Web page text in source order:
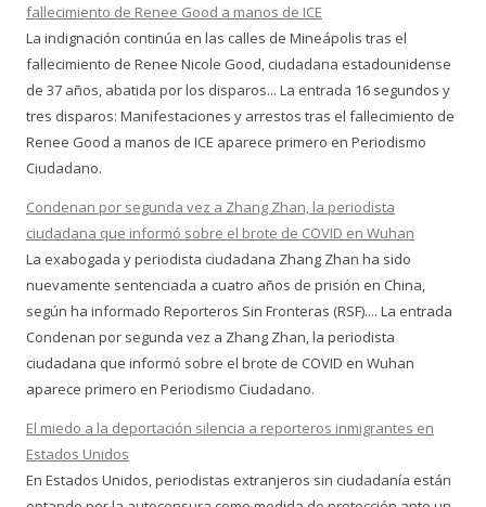
fallecimiento de Renee Good a manos de ICE
La indignación continúa en las calles de Mineápolis tras el
fallecimiento de Renee Nicole Good, ciudadana estadounidense
de 37 años, abatida por los disparos... La entrada 16 segundos y
tres disparos: Manifestaciones y arrestos tras el fallecimiento de
Renee Good a manos de ICE aparece primero en Periodismo
Ciudadano.
Condenan por segunda vez a Zhang Zhan, la periodista
ciudadana que informó sobre el brote de COVID en Wuhan
La exabogada y periodista ciudadana Zhang Zhan ha sido
nuevamente sentenciada a cuatro años de prisión en China,
según ha informado Reporteros Sin Fronteras (RSF).... La entrada
Condenan por segunda vez a Zhang Zhan, la periodista
ciudadana que informó sobre el brote de COVID en Wuhan
aparece primero en Periodismo Ciudadano.
El miedo a la deportación silencia a reporteros inmigrantes en
Estados Unidos
En Estados Unidos, periodistas extranjeros sin ciudadanía están